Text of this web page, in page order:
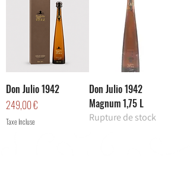
Don Julio 1942
Prix
249,00 €
Taxe Incluse
Don Julio 1942
Magnum 1,75 L
Rupture de stock